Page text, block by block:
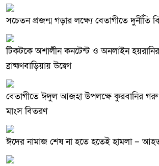
সচেতন প্রজন্ম গড়ার লক্ষ্যে বেতাগীতে দুর্নীতি
টিকটকে অশালীন কনটেন্ট ও অনলাইন
ব্রাহ্মণবাড়িয়ায় উদ্বেগ
বেতাগীতে ঈদুল আজহা উপলক্ষে কুরবানির গরু
মাংস বিতরণ
ঈদের নামাজ শেষ না হতে হতেই হামলা –